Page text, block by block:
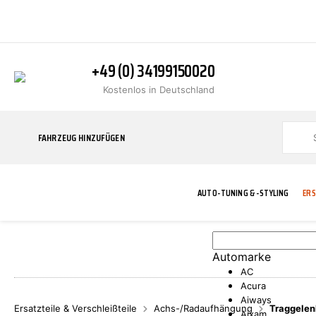
+49 (0) 34199150020
Kostenlos in Deutschland
FAHRZEUG HINZUFÜGEN
AUTO-TUNING & -STYLING
Automarke
AC
Acura
Aiways
Ersatzteile & Verschleißteile Achs-/Radaufhängung